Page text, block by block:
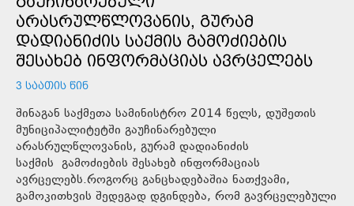
ᲐᲠᲐᲡᲠᲣᲚᲬᲚᲝᲕᲐᲜᲘᲡ, ᲒᲣᲠᲐᲛ
ᲓᲐᲓᲘᲐᲜᲘᲫᲘᲡ ᲡᲐᲥᲛᲘᲡ ᲒᲐᲛᲝᲫᲘᲔᲑᲘᲡ
ᲨᲔᲡᲐᲮᲔᲑ ᲘᲜᲤᲝᲠᲛᲐᲪᲘᲐᲡ ᲐᲕᲠᲪᲔᲚᲔᲑᲡ
3 ᲡᲐᲐᲗᲘᲡ ᲬᲘᲜ
შინაგან საქმეთა სამინისტრო 2014 წელს, დუშეთის
მუნიციპალიტეტში გაუჩინარებული
არასრულწლოვანის, გურამ დადიანიძის
საქმის გამოძიების შესახებ ინფორმაციას
ავრცელებს.როგორც განცხადებაშია ნათქვამი,
გამოკითხვის შედეგად დგინდება, რომ გავრცელებული